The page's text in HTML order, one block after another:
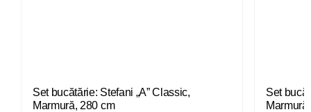
Set bucătărie: Stefani „A” Classic,
Marmură, 280 cm
Set